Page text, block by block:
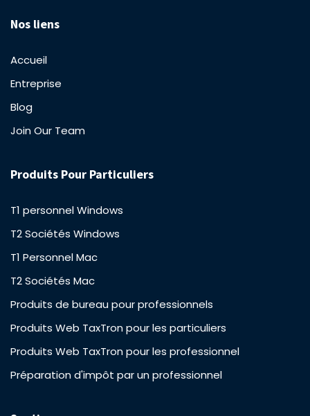
Nos liens
Accueil
Entreprise
Blog
Join Our Team
Produits Pour Particuliers
T1 personnel Windows
T2 Sociétés Windows
T1 Personnel Mac
T2 Sociétés Mac
Produits de bureau pour professionnels
Produits Web TaxTron pour les particuliers
Produits Web TaxTron pour les professionnel
Préparation d'impôt par un professionnel